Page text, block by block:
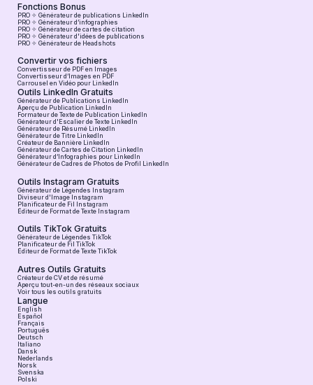
Fonctions Bonus
PRO ✧ Générateur de publications LinkedIn
PRO ✧ Générateur d’infographies
PRO ✧ Générateur de cartes de citation
PRO ✧ Générateur d'idées de publications
PRO ✧ Générateur de Headshots
Convertir vos fichiers
Convertisseur de PDF en Images
Convertisseur d’Images en PDF
Carrousel en Vidéo pour LinkedIn
Outils LinkedIn Gratuits
Générateur de Publications LinkedIn
Aperçu de Publication LinkedIn
Formateur de Texte de Publication LinkedIn
Générateur d'Escalier de Texte LinkedIn
Générateur de Résumé LinkedIn
Générateur de Titre LinkedIn
Créateur de Bannière LinkedIn
Générateur de Cartes de Citation LinkedIn
Générateur d’Infographies pour LinkedIn
Générateur de Cadres de Photos de Profil LinkedIn
Outils Instagram Gratuits
Générateur de Légendes Instagram
Diviseur d'Image Instagram
Planificateur de Fil Instagram
Éditeur de Format de Texte Instagram
Outils TikTok Gratuits
Générateur de Légendes TikTok
Planificateur de Fil TikTok
Éditeur de Format de Texte TikTok
Autres Outils Gratuits
Créateur de CV et de résumé
Aperçu tout-en-un des réseaux sociaux
Voir tous les outils gratuits
Langue
English
Español
Français
Português
Deutsch
Italiano
Dansk
Nederlands
Norsk
Svenska
Polski